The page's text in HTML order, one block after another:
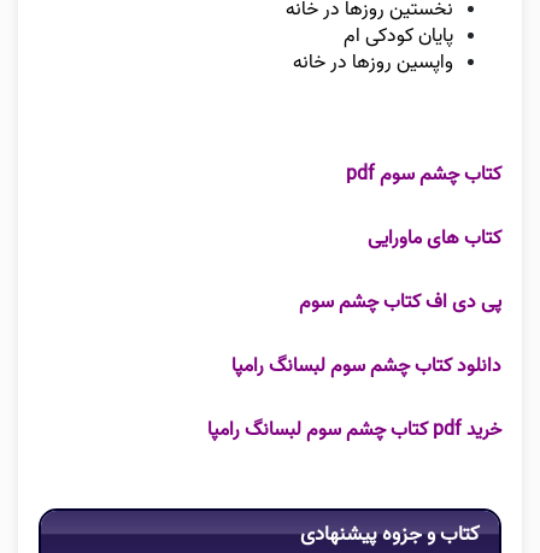
نخستین روزها در خانه
پایان کودکی ام
واپسین روزها در خانه
کتاب چشم سوم pdf
کتاب های ماورایی
پی دی اف کتاب چشم سوم
دانلود کتاب چشم سوم لبسانگ رامپا
خرید pdf کتاب چشم سوم لبسانگ رامپا
کتاب و جزوه پیشنهادی